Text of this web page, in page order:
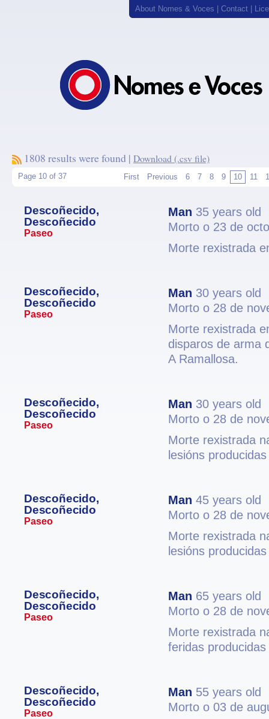
About Nomes & Voces Contact
1808 results were found | Download (.csv file)
Page 10 of 37 First Previous 6 7 8 9 10 11
Descoñecido,
Descoñecido
Paseo
Man 35 years old
Morto o 23 de
Morte rexistrada
Descoñecido,
Descoñecido
Paseo
Man 30 years old
Morto o 28 de
Morte rexistrada
disparos de arma
A Ramallosa.
Descoñecido,
Descoñecido
Paseo
Man 30 years old
Morto o 28 de
Morte rexistrada
lesións
Descoñecido,
Descoñecido
Paseo
Man 45 years old
Morto o 28 de
Morte rexistrada
lesións
Descoñecido,
Descoñecido
Paseo
Man 65 years old
Morto o 28 de
Morte rexistrada
feridas
Descoñecido,
Descoñecido
Paseo
Man 55 years old
Morto o 03 de